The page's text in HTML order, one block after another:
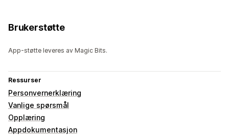
Brukerstøtte
App-støtte leveres av Magic Bits.
Ressurser
Personvernerklæring
Vanlige spørsmål
Opplæring
Appdokumentasjon